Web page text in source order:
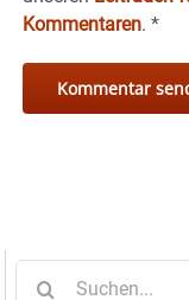
Kommentaren. *